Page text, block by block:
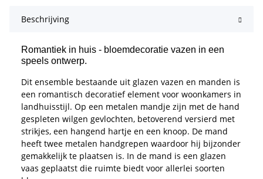
Beschrijving
Romantiek in huis - bloemdecoratie vazen in een
speels ontwerp.
Dit ensemble bestaande uit glazen vazen en manden is
een romantisch decoratief element voor woonkamers in
landhuisstijl. Op een metalen mandje zijn met de hand
gespleten wilgen gevlochten, betoverend versierd met
strikjes, een hangend hartje en een knoop. De mand
heeft twee metalen handgrepen waardoor hij bijzonder
gemakkelijk te plaatsen is. In de mand is een glazen
vaas geplaatst die ruimte biedt voor allerlei soorten